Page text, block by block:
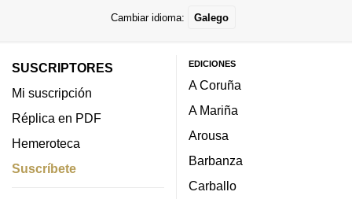
Cambiar idioma: Galego
SUSCRIPTORES
Mi suscripción
Réplica en PDF
Hemeroteca
Suscríbete
EDICIONES
A Coruña
A Mariña
Arousa
Barbanza
Carballo